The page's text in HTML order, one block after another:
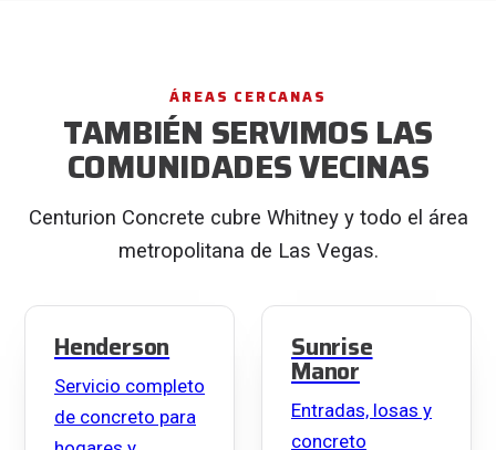
ÁREAS CERCANAS
TAMBIÉN SERVIMOS LAS
COMUNIDADES VECINAS
Centurion Concrete cubre Whitney y todo el área
metropolitana de Las Vegas.
Henderson
Servicio completo
de concreto para
Sunrise
Manor
Entradas, losas y
concreto